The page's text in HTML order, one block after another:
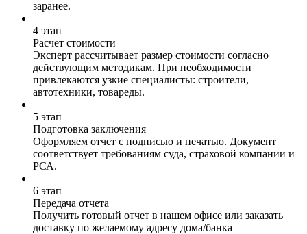
заранее.
4 этап
Расчет стоимости
Эксперт рассчитывает размер стоимости согласно
действующим методикам. При необходимости
привлекаются узкие специалисты: строители,
автотехники, товареды.
5 этап
Подготовка заключения
Оформляем отчет с подписью и печатью. Документ
соответствует требованиям суда, страховой компании и
РСА.
6 этап
Передача отчета
Получить готовый отчет в нашем офисе или заказать
доставку по желаемому адресу дома/банка